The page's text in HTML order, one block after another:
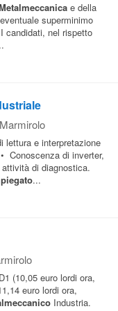
e della
superminimo
candidati, nel rispetto
e interpretazione
Conoscenza di inverter,
di diagnostica.
...
(10,05 euro lordi ora,
euro lordi ora,
Industria.